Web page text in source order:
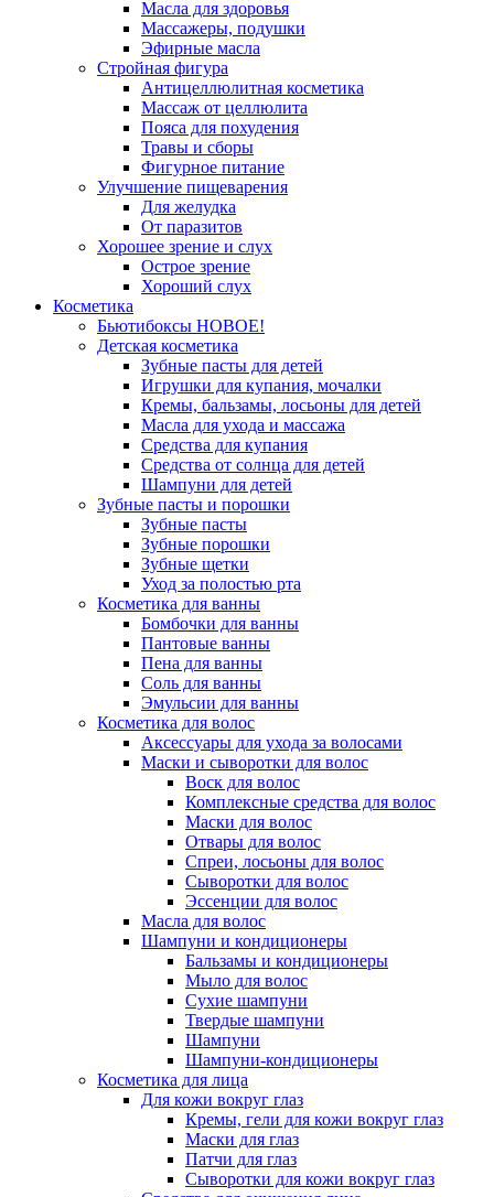
Масла для здоровья
Массажеры, подушки
Эфирные масла
Стройная фигура
Антицеллюлитная косметика
Массаж от целлюлита
Пояса для похудения
Травы и сборы
Фигурное питание
Улучшение пищеварения
Для желудка
От паразитов
Хорошее зрение и слух
Острое зрение
Хороший слух
Косметика
Бьютибоксы НОВОЕ!
Детская косметика
Зубные пасты для детей
Игрушки для купания, мочалки
Кремы, бальзамы, лосьоны для детей
Масла для ухода и массажа
Средства для купания
Средства от солнца для детей
Шампуни для детей
Зубные пасты и порошки
Зубные пасты
Зубные порошки
Зубные щетки
Уход за полостью рта
Косметика для ванны
Бомбочки для ванны
Пантовые ванны
Пена для ванны
Соль для ванны
Эмульсии для ванны
Косметика для волос
Аксессуары для ухода за волосами
Маски и сыворотки для волос
Воск для волос
Комплексные средства для волос
Маски для волос
Отвары для волос
Спреи, лосьоны для волос
Сыворотки для волос
Эссенции для волос
Масла для волос
Шампуни и кондиционеры
Бальзамы и кондиционеры
Мыло для волос
Сухие шампуни
Твердые шампуни
Шампуни
Шампуни-кондиционеры
Косметика для лица
Для кожи вокруг глаз
Кремы, гели для кожи вокруг глаз
Маски для глаз
Патчи для глаз
Сыворотки для кожи вокруг глаз